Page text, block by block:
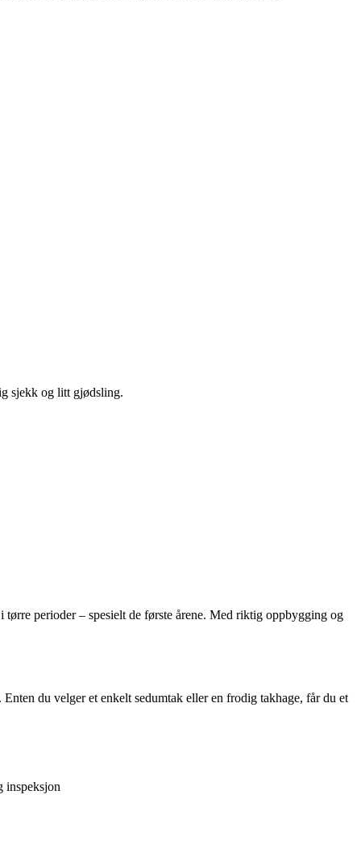
sjekk og litt gjødsling.
perioder – spesielt de første årene. Med riktig oppbygging og
du velger et enkelt sedumtak eller en frodig takhage, får du et
inspeksjon